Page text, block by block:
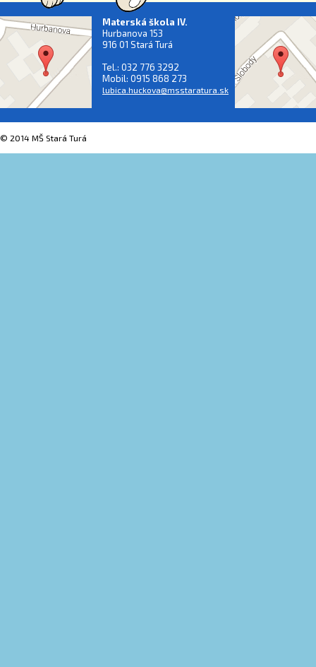
Materská škola IV.
Hurbanova 153
916 01 Stará Turá
Tel.: 032 776 3292
Mobil: 0915 868 273
lubica.huckova@msstaratura.sk
© 2014 MŠ Stará Turá